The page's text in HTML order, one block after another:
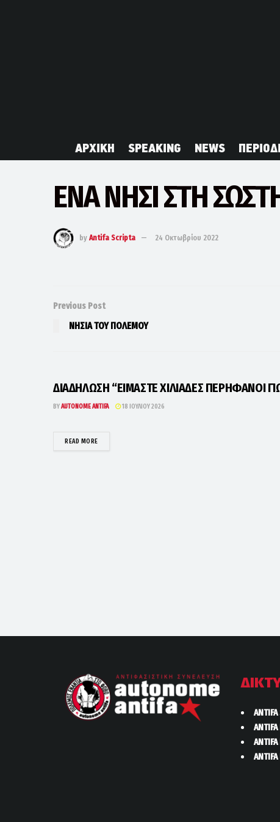
ΑΡΧΙΚΗ SPEAKING NEWS
ΕΝΑ ΝΗΣΙ ΣΤΗ
by Antifa Scripta 24 Οκτωβρίου 2022
Previous Post
ΝΗΣΙΑ ΤΟΥ ΠΟΛΕΜΟΥ
ΔΙΑΔΗΛΩΣΗ “ΕΙΜΑΣΤΕ ΧΙΛΙΑΔΕΣ ΠΕΡΗΦΑΝΟΙ
BYAUTONOME ANTIFA 18 ΙΟΥΛΊΟΥ 2026
READ MOREDETAILS